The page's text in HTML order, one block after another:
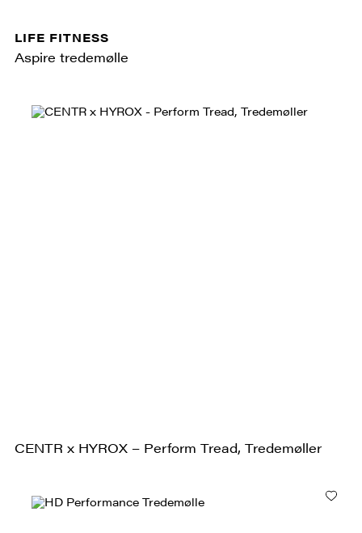
LIFE FITNESS
Aspire tredemølle
CENTR x HYROX – Perform Tread, Tredemøller